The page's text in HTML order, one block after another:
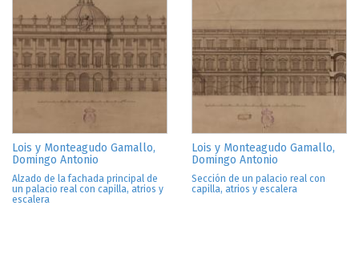
Lois y Monteagudo Gamallo,
Domingo Antonio
Alzado de la fachada principal de
un palacio real con capilla, atrios y
escalera
Lois y Monteagudo Gamallo,
Domingo Antonio
Sección de un palacio real con
capilla, atrios y escalera